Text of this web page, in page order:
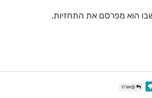
הוא מפרסם את התחזיות.
@אורח